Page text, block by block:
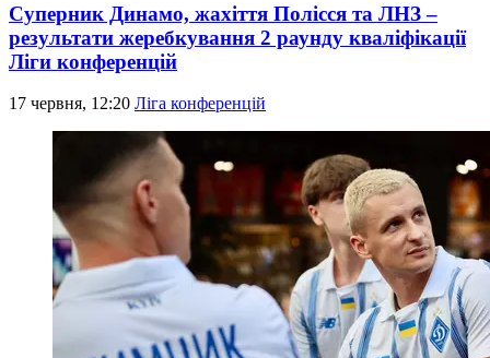
Суперник Динамо, жахіття Полісся та ЛНЗ –
результати жеребкування 2 раунду кваліфікації
Ліги конференцій
17 червня, 12:20 Ліга конференцій